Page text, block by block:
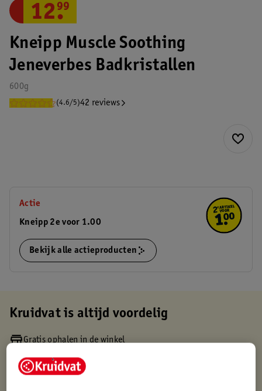
Kneipp Muscle Soothing
Jeneverbes Badkristallen
600g
(4.6/5)42 reviews
12.
99
Actie
Kneipp 2e voor 1.00
Bekijk alle actieproducten
Kruidvat is altijd voordelig
Gratis ophalen in de winkel
Gratis thuisbezorgd vanaf 50.00